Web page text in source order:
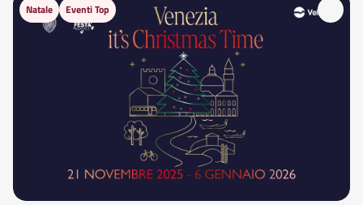
Natale Eventi Top